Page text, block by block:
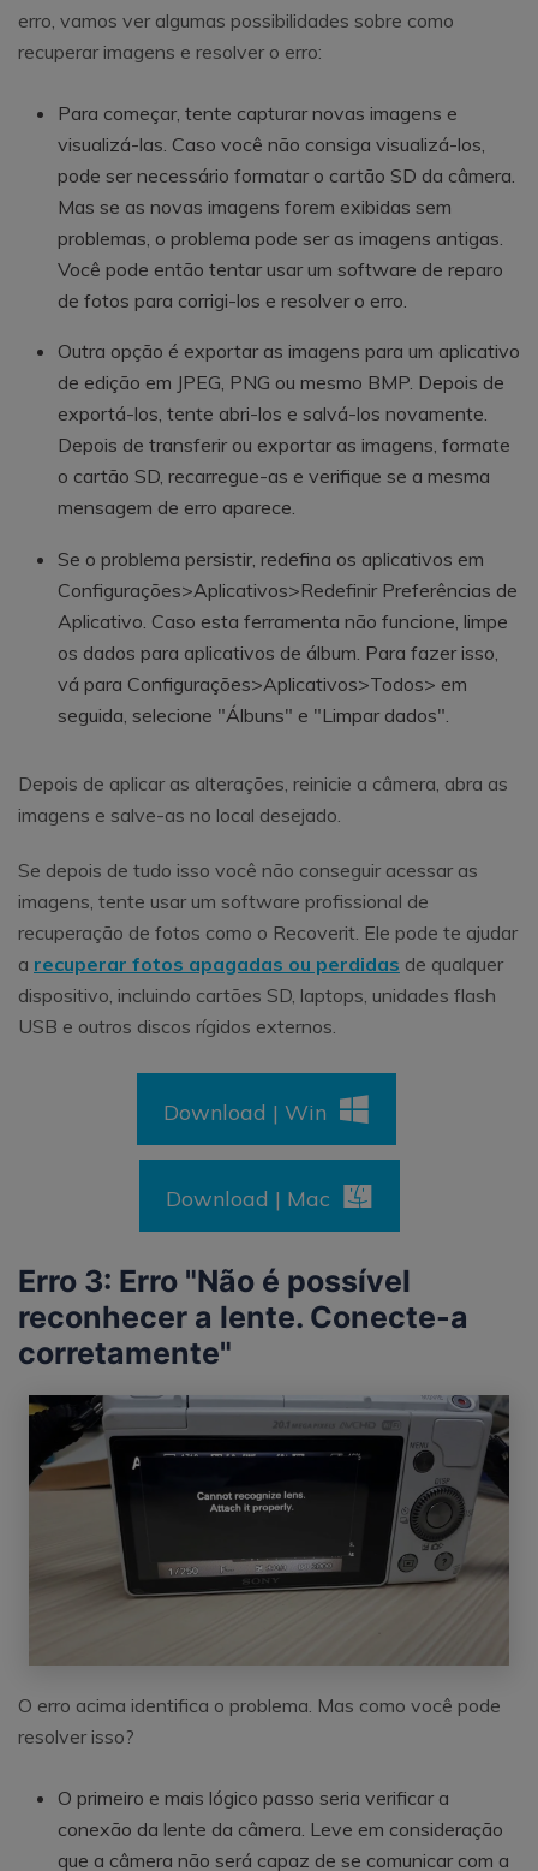
erro, vamos ver algumas possibilidades sobre como
recuperar imagens e resolver o erro:
Para começar, tente capturar novas imagens e
visualizá-las. Caso você não consiga visualizá-los,
pode ser necessário formatar o cartão SD da câmera.
Mas se as novas imagens forem exibidas sem
problemas, o problema pode ser as imagens antigas.
Você pode então tentar usar um software de reparo
de fotos para corrigi-los e resolver o erro.
Outra opção é exportar as imagens para um aplicativo
de edição em JPEG, PNG ou mesmo BMP. Depois de
exportá-los, tente abri-los e salvá-los novamente.
Depois de transferir ou exportar as imagens, formate
o cartão SD, recarregue-as e verifique se a mesma
mensagem de erro aparece.
Se o problema persistir, redefina os aplicativos em
Configurações>Aplicativos>Redefinir Preferências de
Aplicativo. Caso esta ferramenta não funcione, limpe
os dados para aplicativos de álbum. Para fazer isso,
vá para Configurações>Aplicativos>Todos> em
seguida, selecione "Álbuns" e "Limpar dados".
Depois de aplicar as alterações, reinicie a câmera, abra as
imagens e salve-as no local desejado.
Se depois de tudo isso você não conseguir acessar as
imagens, tente usar um software profissional de
recuperação de fotos como o Recoverit. Ele pode te ajudar
a recuperar fotos apagadas ou perdidas de qualquer
dispositivo, incluindo cartões SD, laptops, unidades flash
USB e outros discos rígidos externos.
Download | Win
Download | Mac
Erro 3: Erro "Não é possível
reconhecer a lente. Conecte-a
corretamente"
O erro acima identifica o problema. Mas como você pode
resolver isso?
O primeiro e mais lógico passo seria verificar a
conexão da lente da câmera. Leve em consideração
que a câmera não será capaz de se comunicar com a